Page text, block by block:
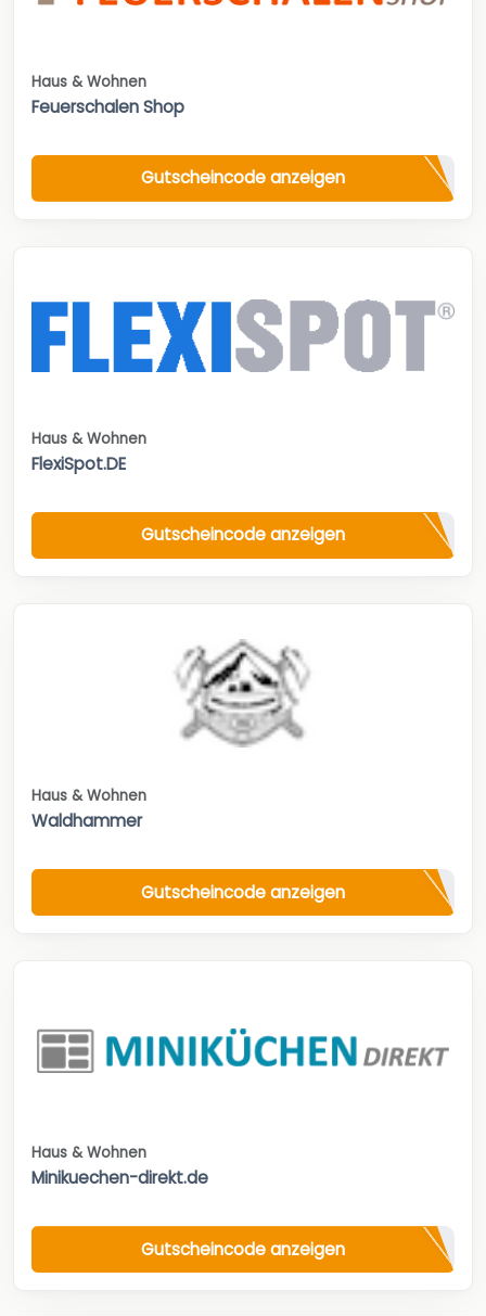
Haus & Wohnen
Feuerschalen Shop
Gutscheincode anzeigen
Haus & Wohnen
FlexiSpot.DE
Gutscheincode anzeigen
Haus & Wohnen
Waldhammer
Gutscheincode anzeigen
Haus & Wohnen
Minikuechen-direkt.de
Gutscheincode anzeigen